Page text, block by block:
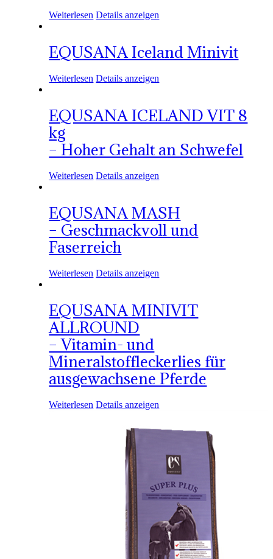
Weiterlesen Details anzeigen
EQUSANA Iceland Minivit
Weiterlesen Details anzeigen
EQUSANA ICELAND VIT 8
kg
– Hoher Gehalt an Schwefel
Weiterlesen Details anzeigen
EQUSANA MASH
– Geschmackvoll und
Faserreich
Weiterlesen Details anzeigen
EQUSANA MINIVIT
ALLROUND
– Vitamin- und
Mineralstoffleckerlies für
ausgewachsene Pferde
Weiterlesen Details anzeigen